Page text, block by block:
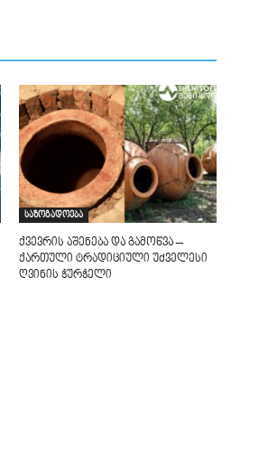
საზოგადოება
ქვევრის აშენება და გამოწვა –
ქართული ტრადიციული უძველესი
ღვინის ჭურჭელი